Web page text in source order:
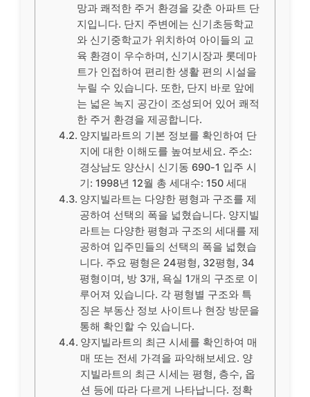
망과 쾌적한 주거 환경을 갖춘 아파트 단
지입니다. 단지 주변에는 신기초등학교
와 신기중학교가 위치하여 아이들의 교
육 환경이 우수하며, 신기시장과 롯데마
트가 인접하여 편리한 생활 편의 시설을
누릴 수 있습니다. 또한, 단지 바로 앞에
는 넓은 녹지 공간이 조성되어 있어 쾌적
한 주거 환경을 제공합니다.
양지빌라트의 기본 정보를 확인하여 단
지에 대한 이해도를 높여보세요. 주소:
경상남도 양산시 신기동 690-1 입주 시
기: 1998년 12월 총 세대수: 150 세대
양지빌라트는 다양한 평형과 구조를 제
공하여 선택의 폭을 넓혔습니다. 양지빌
라트는 다양한 평형과 구조의 세대를 제
공하여 입주민들의 선택의 폭을 넓혔습
니다. 주요 평형은 24평형, 32평형, 34
평형이며, 방 3개, 욕실 1개의 구조로 이
루어져 있습니다. 각 평형별 구조와 특
징은 부동산 정보 사이트나 현장 방문을
통해 확인할 수 있습니다.
양지빌라트의 최근 시세를 확인하여 매
매 또는 전세 가격을 파악해보세요. 양
지빌라트의 최근 시세는 평형, 층수, 옵
션 등에 따라 다르게 나타납니다. 정확